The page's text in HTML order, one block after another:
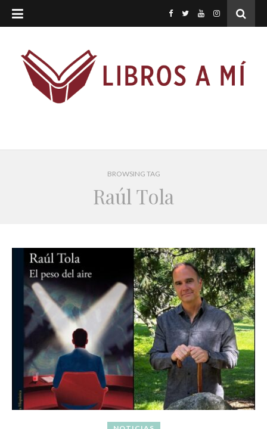
BROWSING TAG
Raúl Tola